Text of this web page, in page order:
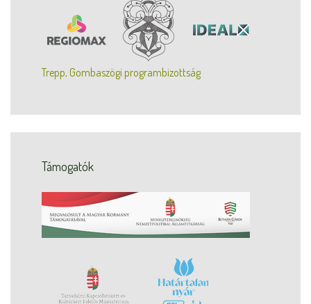
Trepp, Gombaszögi programbizottság
Támogatók